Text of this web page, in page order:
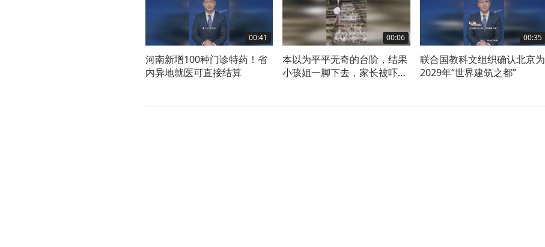
00:41
河南新增100种门诊特药！省
内异地就医可直接结算
00:06
本以为平平无奇的台阶，结果
小孩姐一脚下去，家长被吓得
00:35
联合国教科文组织确认北京为
2029年“世界建筑之都”